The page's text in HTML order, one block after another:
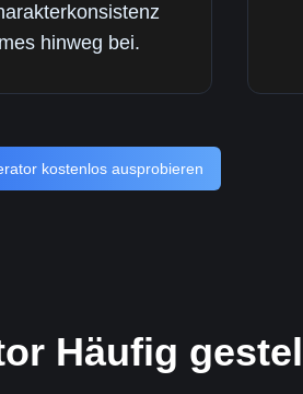
hinweg bei.
kostenlos ausprobieren
Häufig